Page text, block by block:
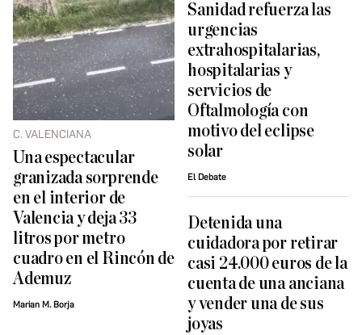
C. VALENCIANA
Una espectacular
granizada sorprende
en el interior de
Valencia y deja 33
litros por metro
cuadro en el Rincón de
Ademuz
Marian M. Borja
Sanidad refuerza las
urgencias
extrahospitalarias,
hospitalarias y
servicios de
Oftalmología con
motivo del eclipse
solar
El Debate
Detenida una
cuidadora por retirar
casi 24.000 euros de la
cuenta de una anciana
y vender una de sus
joyas